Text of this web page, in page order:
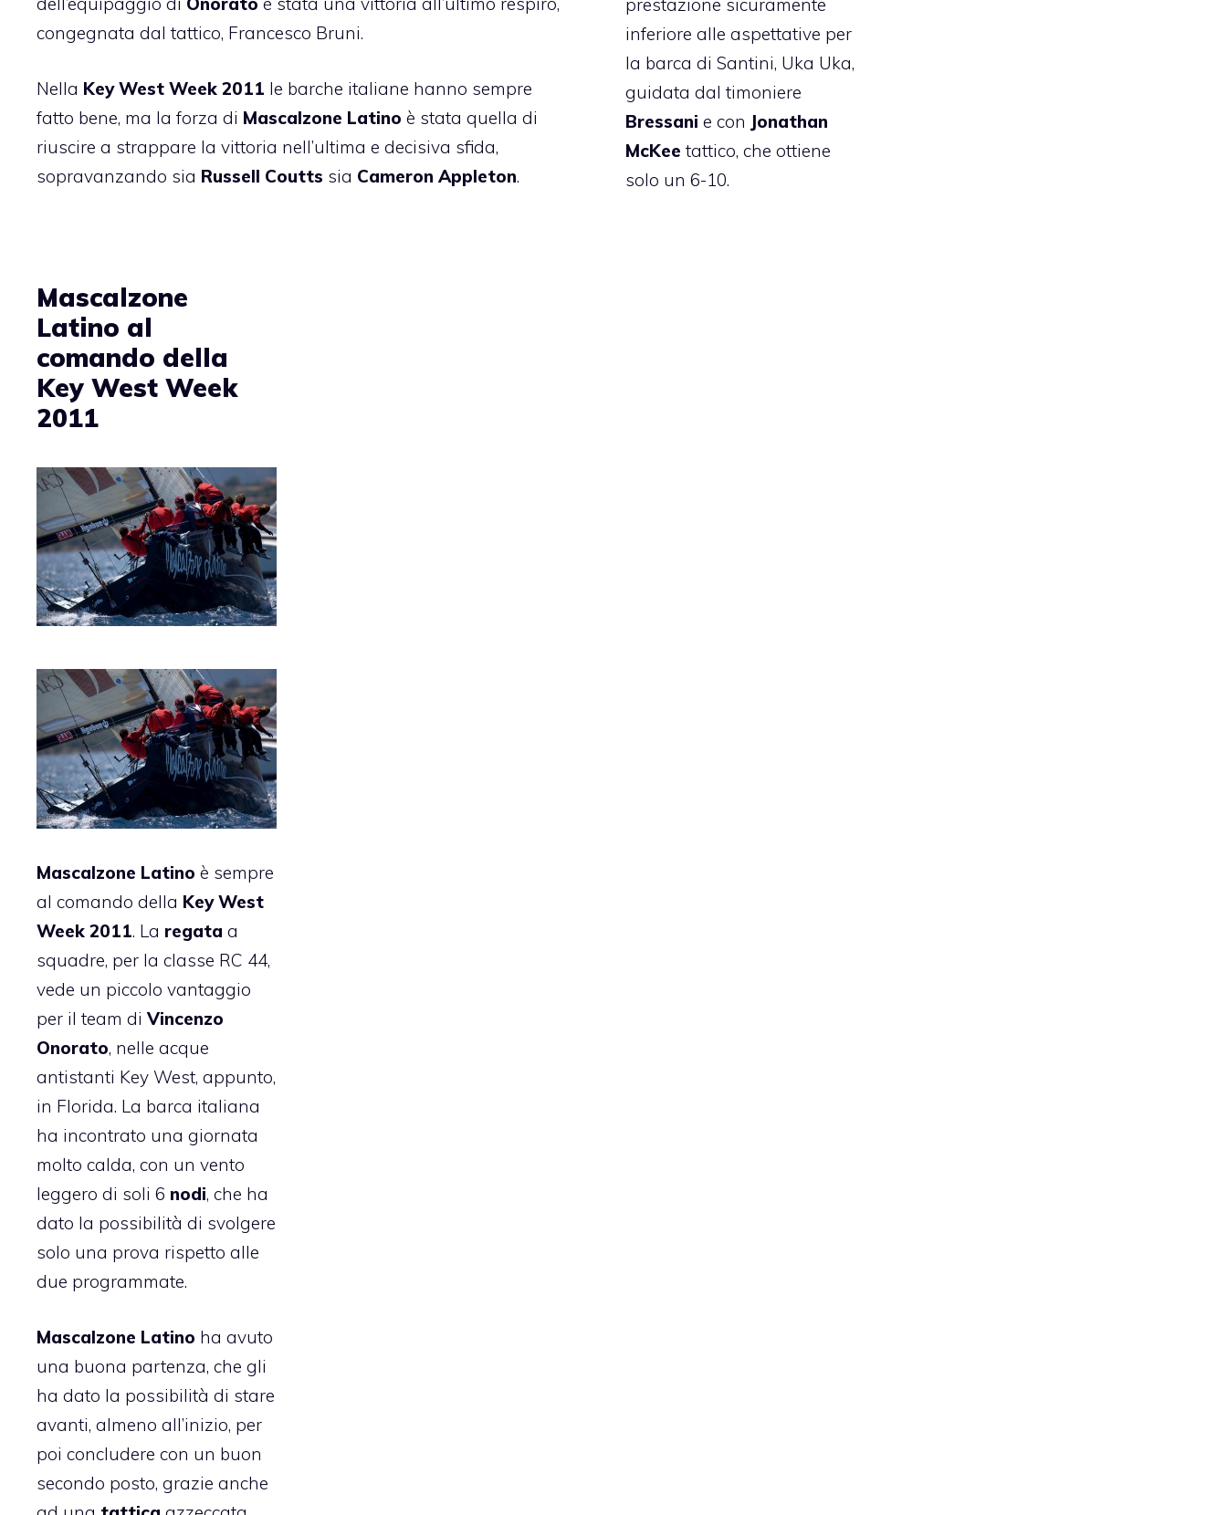
congegnata dal tattico, Francesco Bruni.
Nella Key West Week 2011 le barche italiane hanno sempre
fatto bene, ma la forza di Mascalzone Latino è stata quella di
riuscire a strappare la vittoria nell’ultima e decisiva sfida,
sopravanzando sia Russell Coutts sia Cameron Appleton.
prestazione sicuramente
inferiore alle aspettative per
la barca di Santini, Uka Uka,
guidata dal timoniere
Bressani e con Jonathan
McKee tattico, che ottiene
solo un 6-10.
Mascalzone
Latino al
comando della
Key West Week
2011
Mascalzone Latino è sempre
al comando della Key West
Week 2011. La regata a
squadre, per la classe RC 44,
vede un piccolo vantaggio
per il team diVincenzo
Onorato, nelle acque
antistanti Key West, appunto,
in Florida. La barca italiana
ha incontrato una giornata
molto calda, con un vento
leggero di soli 6 nodi, che ha
dato la possibilità di svolgere
solo una prova rispetto alle
due programmate.
Mascalzone Latino ha avuto
una buona partenza, che gli
ha dato la possibilità di stare
avanti, almeno all’inizio, per
poi concludere con un buon
secondo posto, grazie anche